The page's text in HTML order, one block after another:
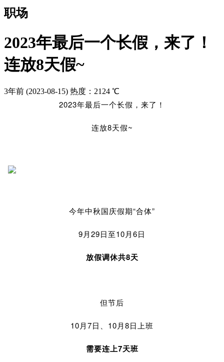
职场
2023年最后一个长假，来了！
连放8天假~
3年前 (2023-08-15) 热度：2124 ℃
2023年最后一个长假，来了！
连放8天假~
今年中秋国庆假期“合体”
9月29日至10月6日
放假调休共8天
但节后
10月7日、10月8日上班
需要连上7天班